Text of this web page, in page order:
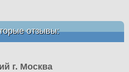
отзывы:
г. Москва